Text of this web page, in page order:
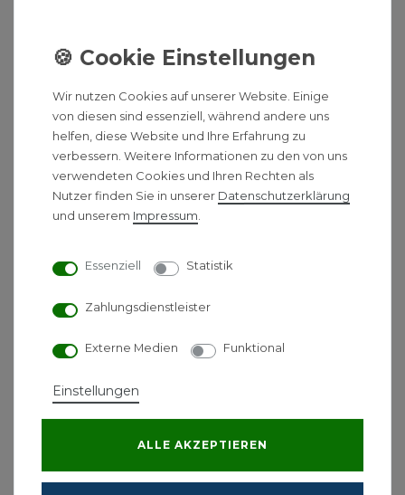
Gerätebeschreibung:
temperatursensibler Schichtladeeinheit mit 2
Rücklaufanschlüssen, Diffusorstab zur beruhigten
Beladung und 2 Trennblechen zur Vermeidung der
Durchmischung der Temperaturzonen
- Kompaktes Speichervolumen mit 500/750/1000
Litern
(1) B zusätzlich mit 40 mm Vliesisolierung
(Energieeffizienzklasse B)
- ab 750 l: Isolierung aus Hartschaum-Schalen mit
- Muffe Rp 1 1/2 Zoll mit Stopfen für Elektroheizung
Wärmepumpe enthalten
Vorlauf/Rücklauf Speicher: G 1 1/2 Zoll
Wir nutzen Cookies auf unserer Website. Einige
von diesen sind essenziell, während andere uns
helfen, diese Website und Ihre Erfahrung zu
verbessern. Weitere Informationen zu den von uns
verwendeten Cookies und Ihren Rechten als
Nutzer finden Sie in unserer Daten­schutz­erklärung
und unserem Impressum
Essenziell Statistik
Zahlungsdienstleister
Externe Medien Funktional
Einstellungen
ALLE AKZEPTIEREN